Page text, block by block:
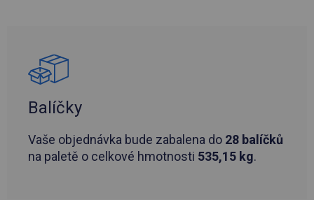
Balíčky
Vaše objednávka bude zabalena do 28 balíčků
na paletě o celkové hmotnosti 535,15 kg.